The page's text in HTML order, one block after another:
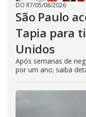
DO R7/05/08/2026
São Paulo
Tapia para
Unidos
Após semanas de
por um ano; saiba